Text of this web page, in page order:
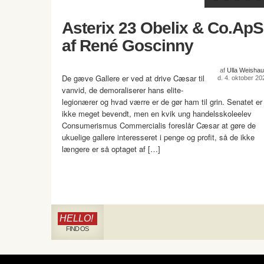
Asterix 23 Obelix & Co.ApS
af René Goscinny
af Ulla
d. 4. oktober
De gæve Gallere er ved at drive Cæsar til
vanvid, de demoraliserer hans elite-
legionærer og hvad værre er de gør ham til grin. Senatet er
ikke meget bevendt, men en kvik ung handelsskoleelev
Consumerismus Commercialis foreslår Cæsar at gøre de
ukuelige gallere interesseret i penge og profit, så de ikke
længere er så optaget af […]
HELLO!
FIND OS